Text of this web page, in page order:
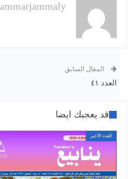
ammarjammaly
المقال السابق
العدد ٤١
قد يعجبك ايضا
العدد الأخير